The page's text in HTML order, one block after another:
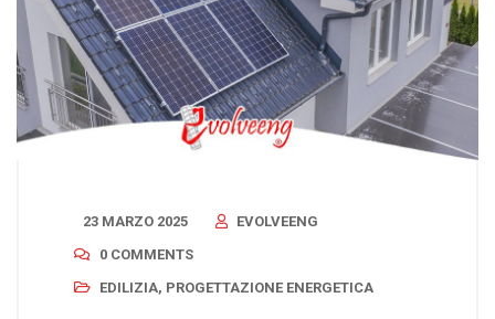
23 MARZO 2025
EVOLVEENG
0 COMMENTS
EDILIZIA, PROGETTAZIONE ENERGETICA